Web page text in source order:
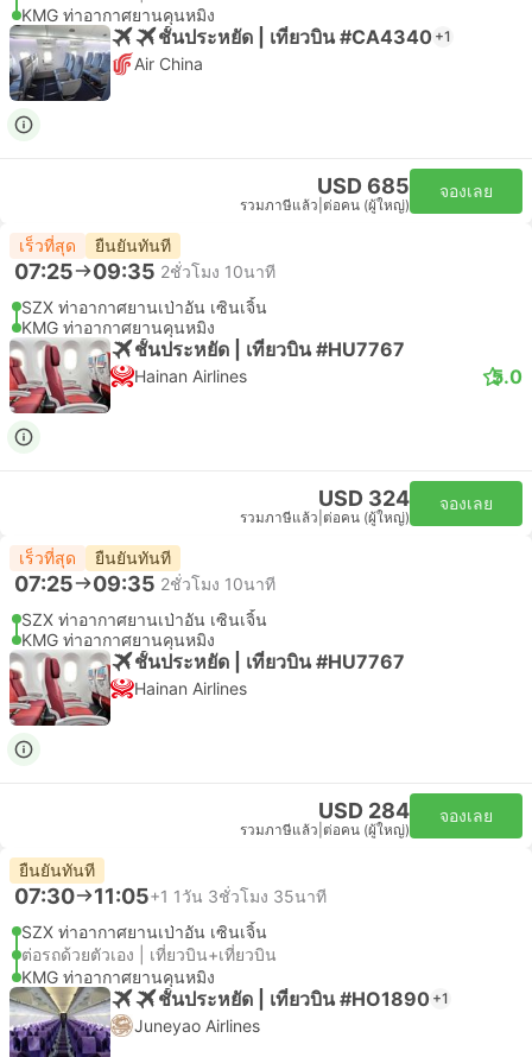
KMG ท่าอากาศยานคุนหมิง
ชั้นประหยัด | เที่ยวบิน #CA4340 +1
Air China
USD 685
รวมภาษีแล้ว ต่อคน (ผู้ใหญ่)
จองเลย
เร็วที่สุด ยืนยันทันที
07:25 09:35 2ชั่วโมง 10นาที
SZX ท่าอากาศยานเป่าอัน เซินเจิ้น
KMG ท่าอากาศยานคุนหมิง
ชั้นประหยัด | เที่ยวบิน #HU7767
Hainan Airlines 5.0
USD 324
รวมภาษีแล้ว ต่อคน (ผู้ใหญ่)
จองเลย
เร็วที่สุด ยืนยันทันที
07:25 09:35 2ชั่วโมง 10นาที
SZX ท่าอากาศยานเป่าอัน เซินเจิ้น
KMG ท่าอากาศยานคุนหมิง
ชั้นประหยัด | เที่ยวบิน #HU7767
Hainan Airlines
USD 284
รวมภาษีแล้ว ต่อคน (ผู้ใหญ่)
จองเลย
ยืนยันทันที
07:30 11:05+1 1วัน 3ชั่วโมง 35นาที
SZX ท่าอากาศยานเป่าอัน เซินเจิ้น
ต่อรถด้วยตัวเอง | เที่ยวบิน+เที่ยวบิน
KMG ท่าอากาศยานคุนหมิง
ชั้นประหยัด | เที่ยวบิน #HO1890 +1
Juneyao Airlines